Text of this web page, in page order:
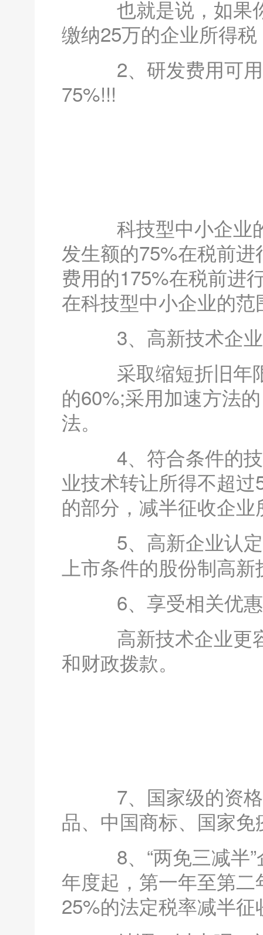
也就是说，如果
缴纳25万的企业所得
2、研发费用可用
75%!!!
科技型中小企业
发生额的75%在税前
费用的175%在税前进
在科技型中小企业的范
3、高新技术企业
采取缩短折旧年
的60%;采用加速方法
法。
4、符合条件的技
业技术转让所得不超
的部分，减半征收企业
5、高新企业认
上市条件的股份制高
6、享受相关优
高新技术企业更
和财政拨款。
7、国家级的资格
品、中国商标、国家免
8、“两免三减半”
年度起，第一年至第
25%的法定税率减半